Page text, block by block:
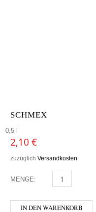
SCHMEX
0,5 l
2,10 €
zuzüglich Versandkosten
MENGE: SCHMEX MENGE
IN DEN WARENKORB